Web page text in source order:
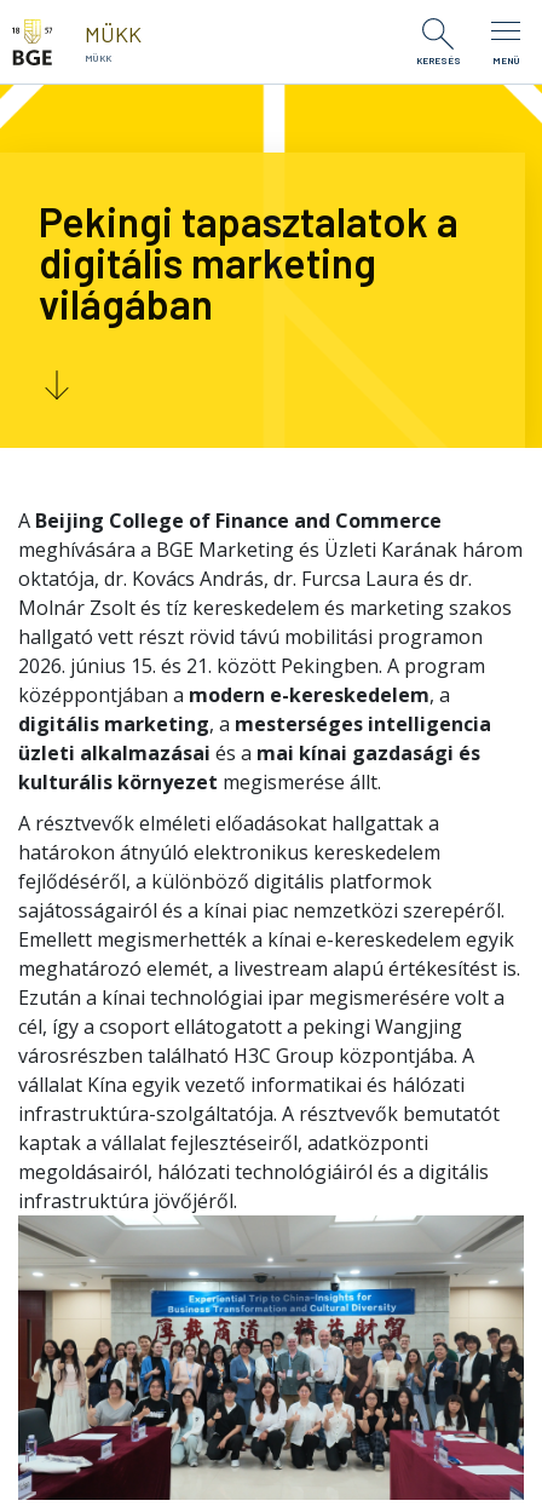
Ugrás a tartalomra
MÜKK
MÜKK KERESÉS MENÜ
Pekingi tapasztalatok a
digitális marketing
világában
A Beijing College of Finance and Commerce
meghívására a BGE Marketing és Üzleti Karának három
oktatója, dr. Kovács András, dr. Furcsa Laura és dr.
Molnár Zsolt és tíz kereskedelem és marketing szakos
hallgató vett részt rövid távú mobilitási programon
2026. június 15. és 21. között Pekingben. A program
középpontjában a modern e-kereskedelem, a
digitális marketing, a mesterséges intelligencia
üzleti alkalmazásai és a mai kínai gazdasági és
kulturális környezet megismerése állt.
A résztvevők elméleti előadásokat hallgattak a
határokon átnyúló elektronikus kereskedelem
fejlődéséről, a különböző digitális platformok
sajátosságairól és a kínai piac nemzetközi szerepéről.
Emellett megismerhették a kínai e-kereskedelem egyik
meghatározó elemét, a livestream alapú értékesítést is.
Ezután a kínai technológiai ipar megismerésére volt a
cél, így a csoport ellátogatott a pekingi Wangjing
városrészben található H3C Group központjába. A
vállalat Kína egyik vezető informatikai és hálózati
infrastruktúra-szolgáltatója. A résztvevők bemutatót
kaptak a vállalat fejlesztéseiről, adatközponti
megoldásairól, hálózati technológiáiról és a digitális
infrastruktúra jövőjéről.